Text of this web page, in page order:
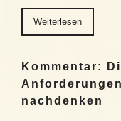
Weiterlesen
Kommentar:
nachdenken